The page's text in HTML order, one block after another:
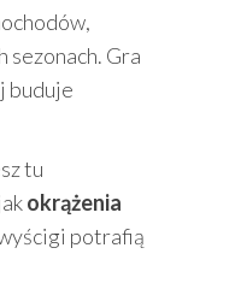
sezonach. Gra
buduje
tu
okrążenia
potrafią